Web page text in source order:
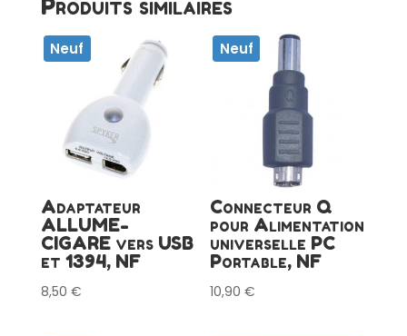
Produits similaires
Neuf
Adaptateur
ALLUME-
CIGARE vers USB
et 1394, NF
8,50 €
Neuf
Connecteur Q
pour Alimentation
universelle PC
Portable, NF
10,90€